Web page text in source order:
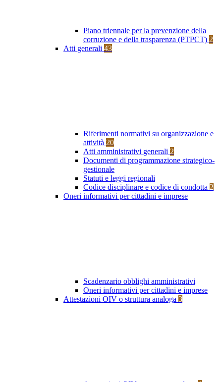
Piano triennale per la prevenzione della
corruzione e della trasparenza (PTPCT) 2
Atti generali 43
Riferimenti normativi su organizzazione e
attività 20
Atti amministrativi generali 2
Documenti di programmazione strategico-
gestionale
Statuti e leggi regionali
Codice disciplinare e codice di condotta 2
Oneri informativi per cittadini e imprese
Scadenzario obblighi amministrativi
Oneri informativi per cittadini e imprese
Attestazioni OIV o struttura analoga 3